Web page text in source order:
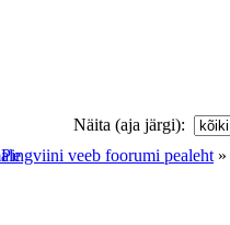
Näita (aja järgi):
Pingviini veeb foorumi pealeht »